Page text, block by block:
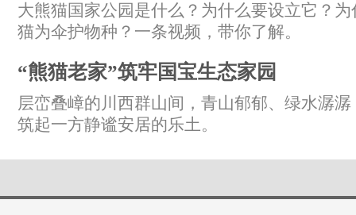
大熊猫国家公园是什么？为什么要设立它？
猫为伞护物种？一条视频，带你了解。
“熊猫老家”筑牢国宝生态家园
层峦叠嶂的川西群山间，青山郁郁、绿水潺
筑起一方静谧安居的乐土。